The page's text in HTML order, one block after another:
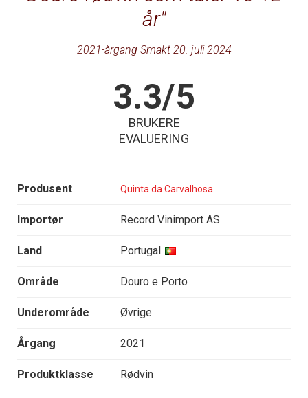
år
2021-årgang Smakt 20. juli 2024
3.3/5
BRUKERE
EVALUERING
Produsent Quinta da Carvalhosa
Importør Record Vinimport AS
Land Portugal
Område Douro e Porto
Underområde Øvrige
Årgang 2021
Produktklasse Rødvin